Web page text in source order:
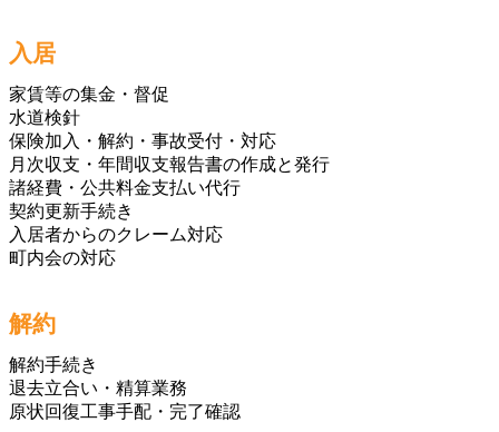
入居
家賃等の集金・督促
水道検針
保険加入・解約・事故受付・対応
月次収支・年間収支報告書の作成と発行
諸経費・公共料金支払い代行
契約更新手続き
入居者からのクレーム対応
町内会の対応
解約
解約手続き
退去立合い・精算業務
原状回復工事手配・完了確認